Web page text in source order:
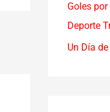
Goles
Deporte
Un Día